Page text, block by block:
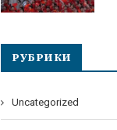
РУБРИКИ
Uncategorized